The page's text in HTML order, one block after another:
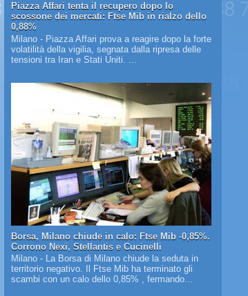
Piazza Affari tenta il recupero dopo lo
scossone dei mercati: Ftse Mib in rialzo dello
0,88%
Milano - Piazza Affari prova a reagire dopo la forte
volatilità della vigilia, segnata dalla ripresa delle
tensioni tra Iran e Stati Uniti. ...
Borsa, Milano chiude in calo: Ftse Mib -0,85%.
Corrono Nexi, Stellantis e Cucinelli
Milano - La Borsa di Milano chiude la seduta in
territorio negativo. Il Ftse Mib ha terminato gli
scambi con un calo dello 0,85% , fermando...